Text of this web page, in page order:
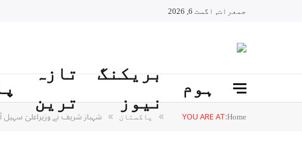
جمعرات, اگست 6, 2026
ہوم
بریکنگ
نیوز
تازہ
ترین
YOU ARE AT:Home
» پاکستان » شہباز شریف نے وزیراعلیٰ